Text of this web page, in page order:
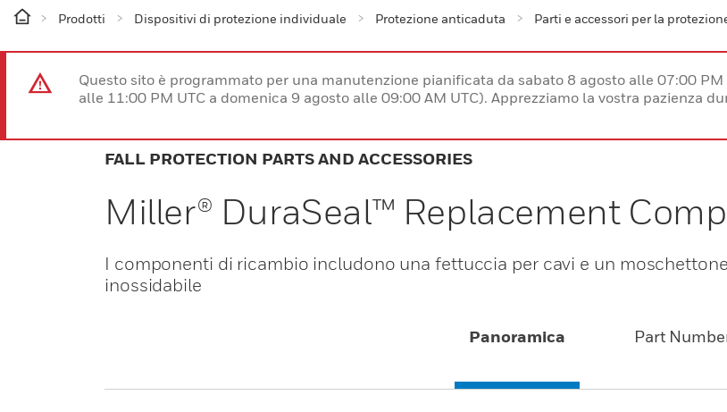
Prodotti Dispositivi di protezione individuale Protezione anticaduta Parti e accessori per la
Questo sito è programmato per una manutenzione pianificata da sabato 8 agosto alle 07:00
alle 11:00 PM UTC a domenica 9 agosto alle 09:00 AM UTC). Apprezziamo la vostra pazienza
FALL PROTECTION PARTS AND ACCESSORIES
Miller® DuraSeal™ Replacement
I componenti di ricambio includono una fettuccia per cavi e un
inossidabile
Panoramica Part